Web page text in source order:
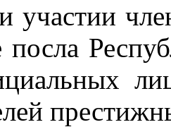
участии
посла